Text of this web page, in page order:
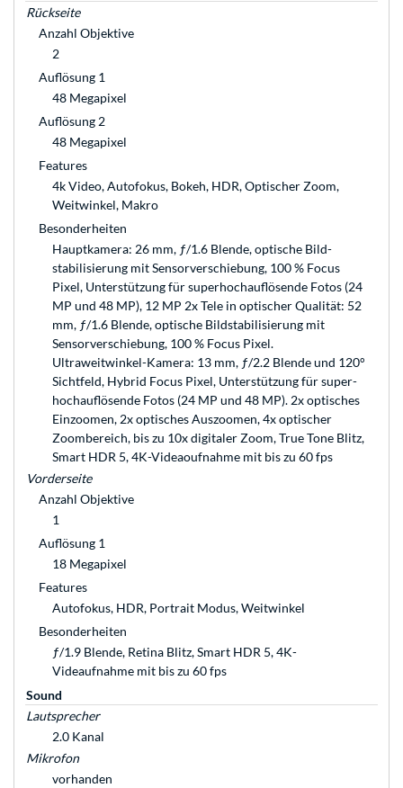
Rückseite
Anzahl Objektive
2
Auflösung 1
48 Megapixel
Auflösung 2
48 Megapixel
Features
4k Video, Autofokus, Bokeh, HDR, Optischer Zoom,
Weitwinkel, Makro
Besonderheiten
Hauptkamera: 26 mm, ƒ/1.6 Blende, optische Bild­
stabilisierung mit Sensorverschiebung, 100 % Focus
Pixel, Unter­stüt­zung für super­hoch­auflösende Fotos (24
MP und 48 MP), 12 MP 2x Tele in optischer Qualität: 52
mm, ƒ/1.6 Blende, optische Bildstabilisierung mit
Sensor­verschiebung, 100 % Focus Pixel.
Ultraweitwinkel-Kamera: 13 mm, ƒ/2.2 Blende und 120°
Sichtfeld, Hybrid Focus Pixel, Unterstützung für super­
hochauflösende Fotos (24 MP und 48 MP). 2x optisches
Einzoomen, 2x optisches Auszoomen, 4x optischer
Zoom­bereich, bis zu 10x digitaler Zoom, True Tone Blitz,
Smart HDR 5, 4K-Videaoufnahme mit bis zu 60 fps
Vorderseite
Anzahl Objektive
1
Auflösung 1
18 Megapixel
Features
Autofokus, HDR, Portrait Modus, Weitwinkel
Besonderheiten
ƒ/1.9 Blende, Retina Blitz, Smart HDR 5, 4K-
Videaufnahme mit bis zu 60 fps
Sound
Lautsprecher
2.0 Kanal
Mikrofon
vorhanden